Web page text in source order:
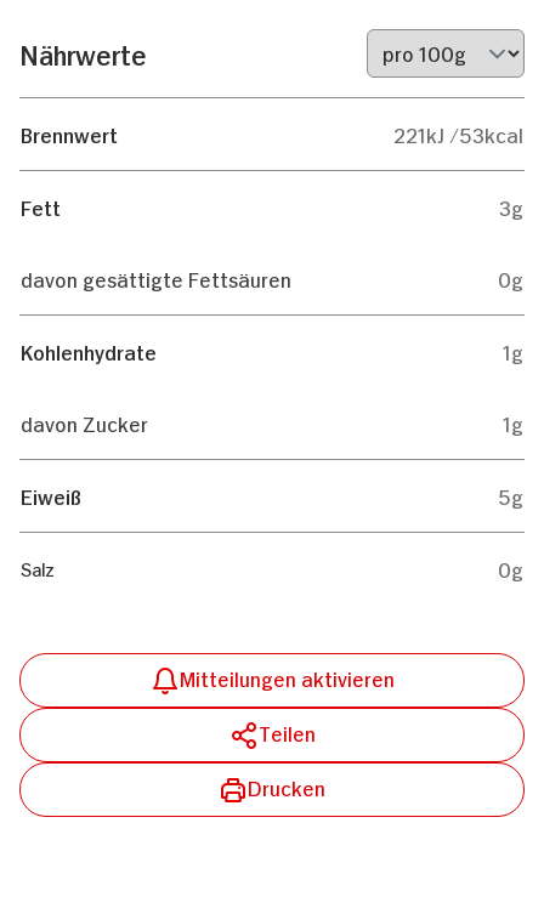
Nährwerte
Brennwert 221kJ /53kcal
Fett 3g
davon gesättigte Fettsäuren 0g
Kohlenhydrate 1g
davon Zucker 1g
Eiweiß 5g
Salz 0g
Mitteilungen aktivieren
Teilen
Drucken